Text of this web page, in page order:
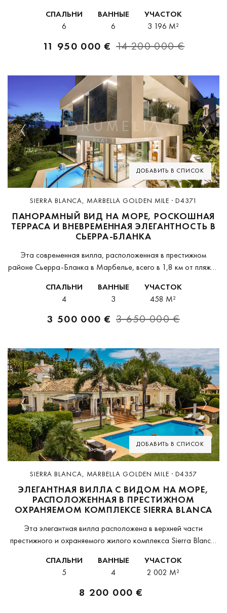
Мили. Окружённая пышными садами и величественными
пальмами, вилла предлагает...
СПАЛЬНИ
6
ВАННЫЕ
6
УЧАСТОК
3 196 M²
11 950 000 € 14 200 000 €
ДОБАВИТЬ В СПИСОК
Previous Next
SIERRA BLANCA, MARBELLA GOLDEN MILE · D4371
ПАНОРАМНЫЙ ВИД НА МОРЕ, РОСКОШНАЯ
ТЕРРАСА И ВНЕВРЕМЕННАЯ ЭЛЕГАНТНОСТЬ В
СЬЕРРА-БЛАНКА
Эта современная вилла, расположенная в престижном
районе Сьерра-Бланка в Марбелье, всего в 1,8 км от пляжей
каждого уровня и роскошь в каждой...
СПАЛЬНИ
4
ВАННЫЕ
3
УЧАСТОК
458 M²
3 500 000 € 3 650 000 €
ДОБАВИТЬ В СПИСОК
Previous Next
SIERRA BLANCA, MARBELLA GOLDEN MILE · D4357
ЭЛЕГАНТНАЯ ВИЛЛА С ВИДОМ НА МОРЕ,
РАСПОЛОЖЕННАЯ В ПРЕСТИЖНОМ
ОХРАНЯЕМОМ КОМПЛЕКСЕ SIERRA BLANCA
Эта элегантная вилла расположена в верхней части
престижного и охраняемого жилого комплекса Sierra Blanca.
материалы и прекрасно ухоженные зоны на участке создают
атмосферу уюта и роскоши....
СПАЛЬНИ
5
ВАННЫЕ
4
УЧАСТОК
2 002 M²
8 200 000 €